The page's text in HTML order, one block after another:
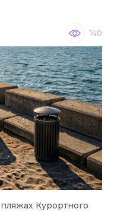
140
Курортного